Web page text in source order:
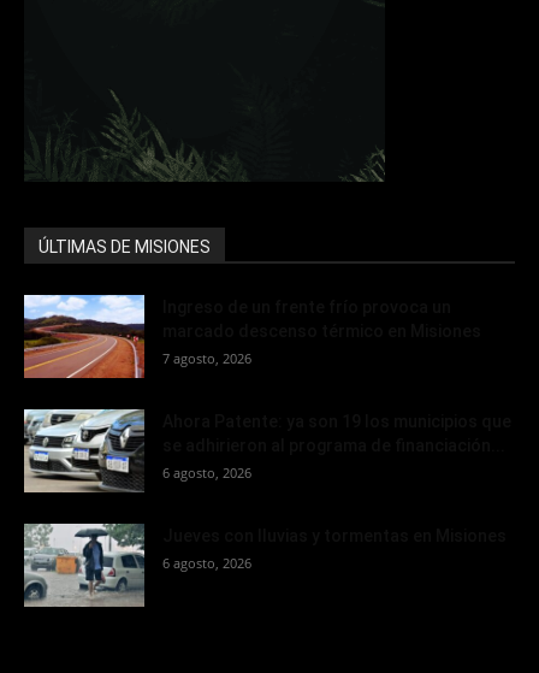
ÚLTIMAS DE MISIONES
7 agosto, 2026
6 agosto, 2026
6 agosto, 2026